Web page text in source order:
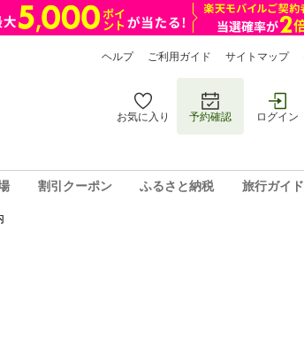
ヘルプ ご利用ガイド サイトマップ
お気に入り 予約確認 ログイン
割引クーポン ふるさと納税 旅行ガイド